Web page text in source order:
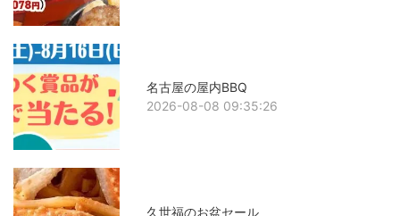
名古屋の屋内BBQ
2026-08-08 09:35:26
久世福のお盆セール